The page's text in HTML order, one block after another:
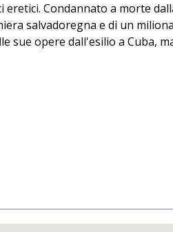
Condannato a morte
salvadoregna e di un
sue opere dall'esilio a Cuba,
paese. Il suo assassinio resta